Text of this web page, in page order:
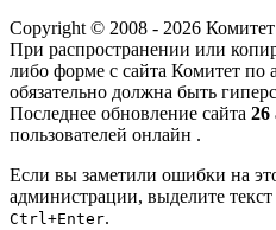
Copyright © 2008 - 2026
При распространении или
либо форме с сайта Комитет по
обязательно должна быть
Последнее обновление сайта 26
пользователей онлайн .
Если вы заметили ошибки на
администрации, выделите
Ctrl+Enter.